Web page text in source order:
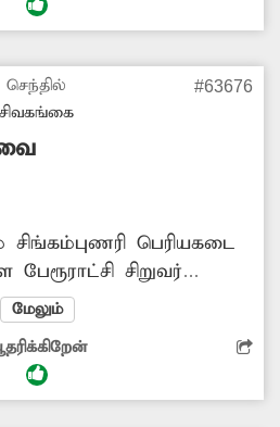
சித்திரை திருவிழா
வகையில்
புதர்கள்,
வர அதிகாரிகள்
செந்தில்
சிவகங்கை
#63676
பெரியகடை
சிறுவர்
விளையாட்டு
மோசமான
பூங்காவில்
அமைக்கப்படவில்லை.
மேலும்